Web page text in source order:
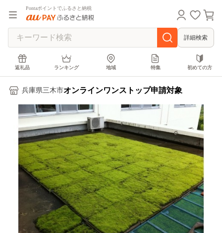
Pontaポイントでふるさと納税
詳細検索
返礼品 ランキング 地域 特集 初めての方
兵庫県三木市オンラインワンストップ申請対象